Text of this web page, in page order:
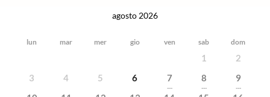
agosto 2026
lun mar mer gio ven sab dom
1
2
3
4 5 6 7
---
8
---
9
---